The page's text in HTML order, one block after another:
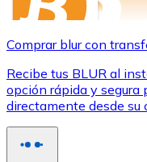
Comprar blur con
Recibe tus BLUR al
opción rápida y segura
directamente desde su